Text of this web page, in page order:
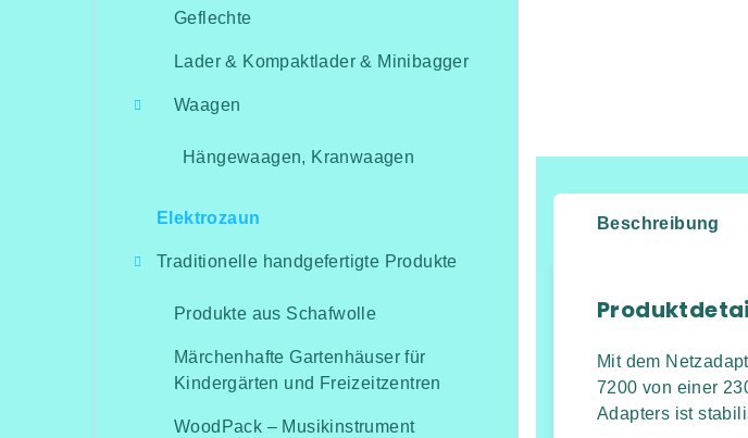
Geflechte
Lader & Kompaktlader & Minibagger
Waagen
Hängewaagen, Kranwaagen
Elektrozaun
Traditionelle handgefertigte Produkte
Produkte aus Schafwolle
Märchenhafte Gartenhäuser für
Kindergärten und Freizeitzentren
WoodPack – Musikinstrument
Beschreibung
Mit dem
7200 von einer
Adapters ist